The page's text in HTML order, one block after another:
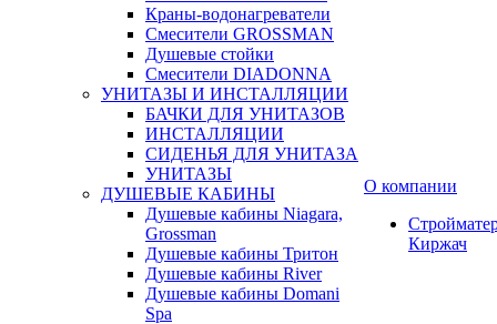
Краны-водонагреватели
Смесители GROSSMAN
Душевые стойки
Смесители DIADONNA
УНИТАЗЫ И ИНСТАЛЛЯЦИИ
БАЧКИ ДЛЯ УНИТАЗОВ
ИНСТАЛЛЯЦИИ
СИДЕНЬЯ ДЛЯ УНИТАЗА
УНИТАЗЫ
ДУШЕВЫЕ КАБИНЫ
Душевые кабины Niagara,
Grossman
Душевые кабины Тритон
Душевые кабины River
Душевые кабины Domani
Spa
О компании
Киржач